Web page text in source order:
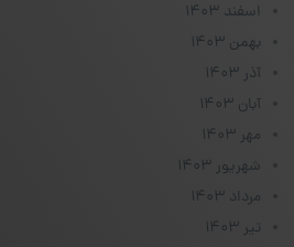
اسفند ۱۴۰۳
بهمن ۱۴۰۳
آذر ۱۴۰۳
آبان ۱۴۰۳
مهر ۱۴۰۳
شهریور ۱۴۰۳
مرداد ۱۴۰۳
تیر ۱۴۰۳